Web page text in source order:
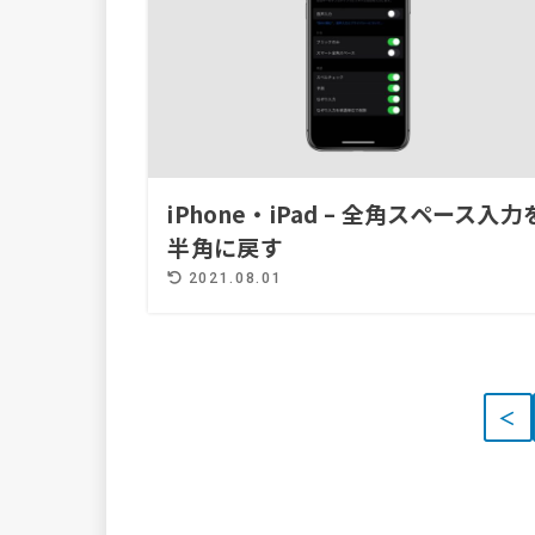
iPhone・iPad – 全角スペース入力
半角に戻す
2021.08.01
＜